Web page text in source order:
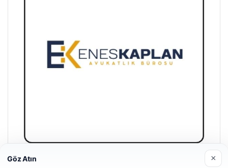
Enes Kaplan Avukatlık Bürosu
Göz Atın ×